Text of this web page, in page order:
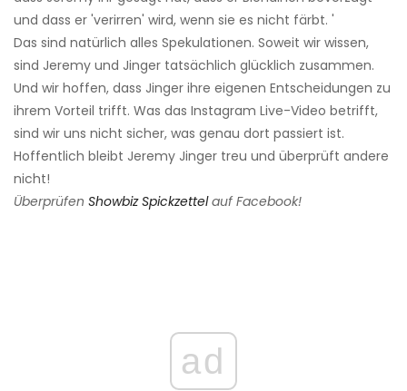
und dass er 'verirren' wird, wenn sie es nicht färbt. '
Das sind natürlich alles Spekulationen. Soweit wir wissen,
sind Jeremy und Jinger tatsächlich glücklich zusammen.
Und wir hoffen, dass Jinger ihre eigenen Entscheidungen zu
ihrem Vorteil trifft. Was das Instagram Live-Video betrifft,
sind wir uns nicht sicher, was genau dort passiert ist.
Hoffentlich bleibt Jeremy Jinger treu und überprüft andere
nicht!
Überprüfen Showbiz Spickzettelauf Facebook!
ad